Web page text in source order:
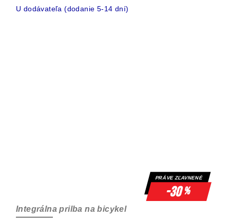
U dodávateľa (dodanie 5-14 dní)
PRÁVE ZĽAVNENÉ
-30%
Integrálna prilba na bicykel